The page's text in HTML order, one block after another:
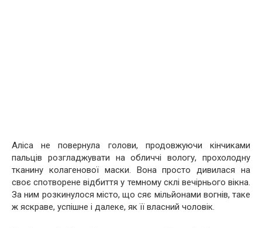
Аліса не повернула голови, продовжуючи кінчиками
пальців розгладжувати на обличчі вологу, прохолодну
тканину колагенової маски. Вона просто дивилася на
своє спотворене відбиття у темному склі вечірнього вікна.
За ним розкинулося місто, що сяє мільйонами вогнів, таке
ж яскраве, успішне і далеке, як її власний чоловік.